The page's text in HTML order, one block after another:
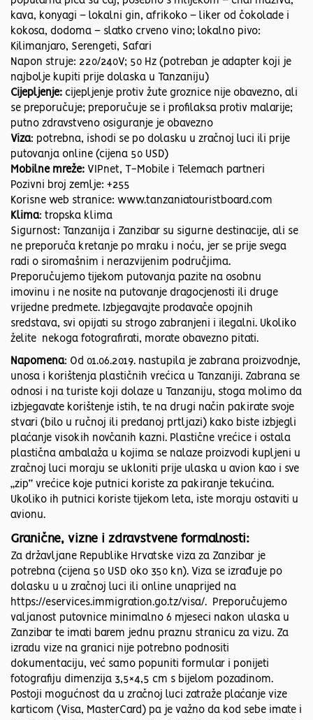
kava, konyagi – lokalni gin, afrikoko – liker od čokolade i
kokosa, dodoma – slatko crveno vino; lokalno pivo:
Kilimanjaro, Serengeti, Safari
Napon struje: 220/240V; 50 Hz (potreban je adapter koji je
najbolje kupiti prije dolaska u Tanzaniju)
Cijepljenje: cijepljenje protiv žute groznice nije obavezno, ali
se preporučuje; preporučuje se i profilaksa protiv malarije;
putno zdravstveno osiguranje je obavezno
Viza: potrebna, ishodi se po dolasku u zračnoj luci ili prije
putovanja online (cijena 50 USD)
Mobilne mreže: VIPnet, T-Mobile i Telemach partneri
Pozivni broj zemlje: +255
Korisne web stranice: www.tanzaniatouristboard.com
Klima: tropska klima
Sigurnost: Tanzanija i Zanzibar su sigurne destinacije, ali se
ne preporuča kretanje po mraku i noću, jer se prije svega
radi o siromašnim i nerazvijenim područjima.
Preporučujemo tijekom putovanja pazite na osobnu
imovinu i ne nosite na putovanje dragocjenosti ili druge
vrijedne predmete. Izbjegavajte prodavače opojnih
sredstava, svi opijati su strogo zabranjeni i ilegalni. Ukoliko
želite nekoga fotografirati, morate obavezno pitati.
Napomena: Od 01.06.2019. nastupila je zabrana proizvodnje,
unosa i korištenja plastičnih vrećica u Tanzaniji. Zabrana se
odnosi i na turiste koji dolaze u Tanzaniju, stoga molimo da
izbjegavate korištenje istih, te na drugi način pakirate svoje
stvari (bilo u ručnoj ili predanoj prtljazi) kako biste izbjegli
plaćanje visokih novčanih kazni. Plastične vrećice i ostala
plastična ambalaža u kojima se nalaze proizvodi kupljeni u
zračnoj luci moraju se ukloniti prije ulaska u avion kao i sve
„zip“ vrećice koje putnici koriste za pakiranje tekućina.
Ukoliko ih putnici koriste tijekom leta, iste moraju ostaviti u
avionu.
Granične, vizne i zdravstvene formalnosti:
Za državljane Republike Hrvatske viza za Zanzibar je
potrebna (cijena 50 USD oko 350 kn). Viza se izrađuje po
dolasku u u zračnoj luci ili online unaprijed na
https://eservices.immigration.go.tz/visa/. Preporučujemo
valjanost putovnice minimalno 6 mjeseci nakon ulaska u
Zanzibar te imati barem jednu praznu stranicu za vizu. Za
izradu vize na granici nije potrebno podnositi
dokumentaciju, već samo popuniti formular i ponijeti
fotografiju dimenzija 3,5×4,5 cm s bijelom pozadinom.
Postoji mogućnost da u zračnoj luci zatraže plaćanje vize
karticom (Visa, MasterCard) pa je važno da kod sebe imate i